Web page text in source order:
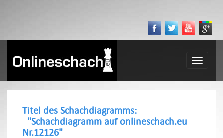
Toggle
Titel des Schachdiagramms:
"Schachdiagramm auf onlineschach.eu
Nr.12126"